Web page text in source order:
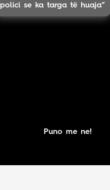
polici se ka targa të huaja”
Puno me ne!